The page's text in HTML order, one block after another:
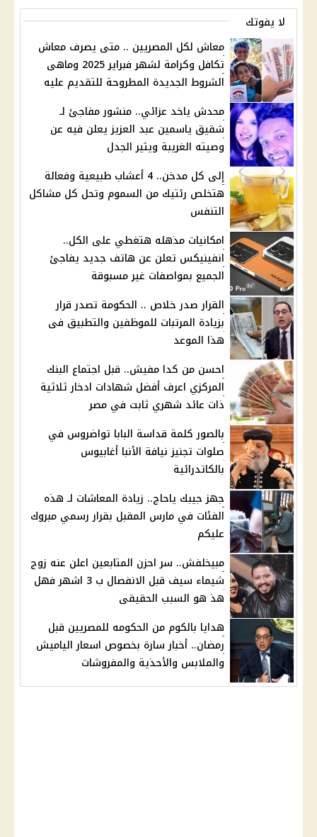
لا يفوتك
معاش لكل المصريين .. متى يصرف معاش
تكافل وكرامة لشهر فبراير 2025 وماهى
الشروط الجديدة المطروحة للتقديم عليه
محدش ياخد عزائي.. منشور مفاجئ لـ
شقيق ياسمين عبد العزيز يعلن فيه عن
وصيته الغريبة ويثير الجدل
إلى كل مدخن.. 4 أعشاب طبيعية وفعالة
هتخلص رئتيك من السموم وتحل كل مشاكل
التنفس
امكانيات مذهله هتغطي على الكل..
انفينيكس تعلن عن هاتف جديد يفاجئ
الجميع بمواصفات غير مسبوقة
القرار صدر خلاص .. الحكومة تصدر قرار
بزيادة المرتبات للموظفين والتطبيق فى
هذا الموعد
احسن من كدا مفيش.. قبل اجتماع البنك
المركزي اعرف أفضل شهادات ادخار ثلاثية
ذات عائد شهري ثابت في مصر
بالصور كلمة قداسة البابا تواضروس في
صلوات تجنيز نيافة الأنبا أغابيوس
بالكاتدرائية
جهز جيبك ياحاج.. زيادة المعاشات لـ هذه
الفئات في مارس المقبل بقرار رسمي مبروك
عليكم
مبيخلفش.. سر احزن المتابعين اعلن عنه زوج
شيماء سيف قبل الانفصال ب 3 اشهر فهل
هذ هو السبب الحقيقى
هدايا بالكوم من الحكومه للمصريين قبل
رمضان.. أخبار سارة بخصوص اسعار الياميش
والملابس والأحذية والمفروشات